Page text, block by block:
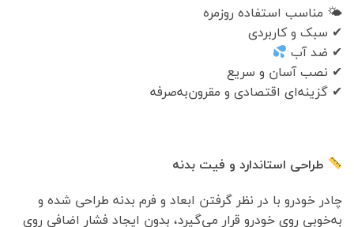
🌤 مناسب استفاده روزمره
✔ سبک و کاربردی
✔ ضد آب
✔ نصب آسان و سریع
✔ گزینه‌ای اقتصادی و مقرون‌به‌صرفه
طراحی استاندارد و فیت بدنه
چادر خودرو با در نظر گرفتن ابعاد و فرم بدنه طراحی شده و
به‌خوبی روی خودرو قرار می‌گیرد، بدون ایجاد فشار اضافی روی